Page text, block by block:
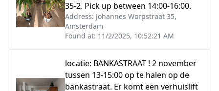
35-2. Pick up between 14:00-16:00.
Address: Johannes Worpstraat 35,
Amsterdam
Found at: 11/2/2025, 10:52:21 AM
locatie: BANKASTRAAT ! 2 november
tussen 13-15:00 op te halen op de
bankastraat. Er komt een verhuislift